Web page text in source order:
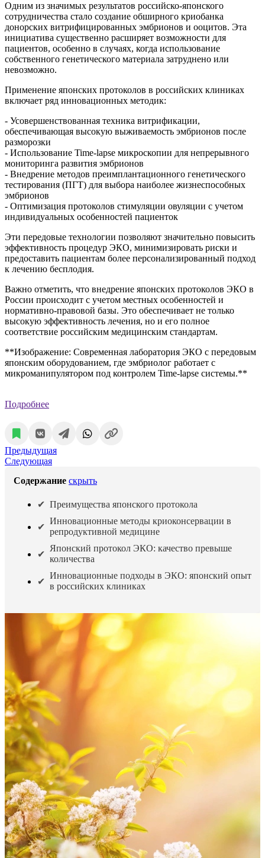
Одним из значимых результатов российско-японского
сотрудничества стало создание обширного криобанка
донорских витрифицированных эмбрионов и ооцитов. Эта
инициатива существенно расширяет возможности для
пациентов, особенно в случаях, когда использование
собственного генетического материала затруднено или
невозможно.
Применение японских протоколов в российских клиниках
включает ряд инновационных методик:
- Усовершенствованная техника витрификации,
обеспечивающая высокую выживаемость эмбрионов после
разморозки
- Использование Time-lapse микроскопии для непрерывного
мониторинга развития эмбрионов
- Внедрение методов преимплантационного генетического
тестирования (ПГТ) для выбора наиболее жизнеспособных
эмбрионов
- Оптимизация протоколов стимуляции овуляции с учетом
индивидуальных особенностей пациенток
Эти передовые технологии позволяют значительно повысить
эффективность процедур ЭКО, минимизировать риски и
предоставить пациентам более персонализированный подход
к лечению бесплодия.
Важно отметить, что внедрение японских протоколов ЭКО в
России происходит с учетом местных особенностей и
нормативно-правовой базы. Это обеспечивает не только
высокую эффективность лечения, но и его полное
соответствие российским медицинским стандартам.
**Изображение: Современная лаборатория ЭКО с передовым
японским оборудованием, где эмбриолог работает с
микроманипулятором под контролем Time-lapse системы.**
Подробнее
Предыдущая
Следующая
Содержание скрыть
Преимущества японского протокола
Инновационные методы криоконсервации в
репродуктивной медицине
Японский протокол ЭКО: качество превыше
количества
Инновационные подходы в ЭКО: японский опыт
в российских клиниках